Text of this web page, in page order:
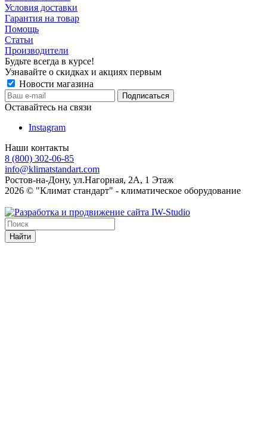
Условия доставки
Гарантия на товар
Помощь
Статьи
Производители
Будьте всегда в курсе!
Узнавайте о скидках и акциях первым
Новости магазина
Оставайтесь на связи
Instagram
Наши контакты
8 (800) 302-06-85
info@klimatstandart.com
Ростов-на-Дону, ул.Нагорная, 2А, 1 Этаж
2026 © "Климат стандарт" - климатическое оборудование
Найти